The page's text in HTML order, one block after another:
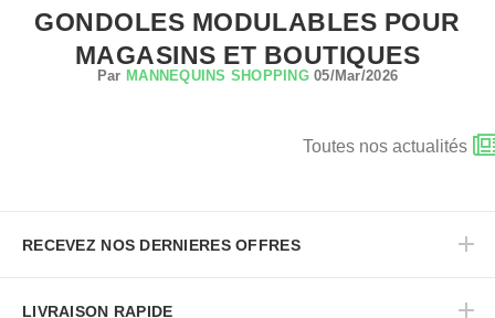
GONDOLES MODULABLES POUR
MAGASINS ET BOUTIQUES
Par MANNEQUINS SHOPPING05/Mar/2026
Toutes nos actualités
RECEVEZ NOS DERNIERES OFFRES
LIVRAISON RAPIDE